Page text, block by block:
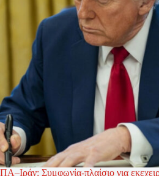
Συμφωνία-πλαίσιο για